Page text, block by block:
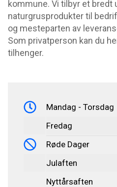
kommune. Vi tilbyr et bredt
naturgrusprodukter til
og mesteparten av
Som privatperson kan du
tilhenger.
Mandag - Torsdag
Fredag
Røde Dager
Julaften
Nyttårsaften